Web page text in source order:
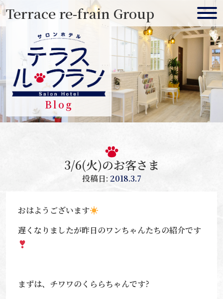
Skip
content
Terrace re-frain Group
Blog
3/6(火)のお客さま
投稿日: 2018.3.7
おはようございます
遅くなりましたが昨日のワンちゃんたちの紹介です
まずは、チワワのくららちゃんです?